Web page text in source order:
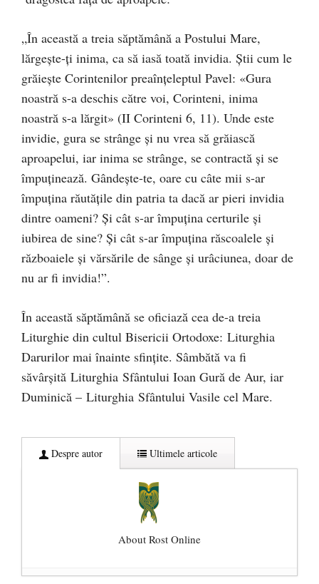
„În această a treia săptămână a Postului Mare,
lărgeşte-ţi inima, ca să iasă toată invidia. Ştii cum le
grăieşte Corintenilor preaînţeleptul Pavel: «Gura
noastră s-a deschis către voi, Corinteni, inima
noastră s-a lărgit» (II Corinteni 6, 11). Unde este
invidie, gura se strânge şi nu vrea să grăiască
aproapelui, iar inima se strânge, se contractă şi se
împuţinează. Gândeşte-te, oare cu câte mii s-ar
împuţina răutăţile din patria ta dacă ar pieri invidia
dintre oameni? Şi cât s-ar împuţina certurile şi
iubirea de sine? Şi cât s-ar împuţina răscoalele şi
războaiele şi vărsările de sânge şi urâciunea, doar de
nu ar fi invidia!”.
În această săptămână se oficiază cea de-a treia
Liturghie din cultul Bisericii Ortodoxe: Liturghia
Darurilor mai înainte sfințite. Sâmbătă va fi
săvârșită Liturghia Sfântului Ioan Gură de Aur, iar
Duminică – Liturghia Sfântului Vasile cel Mare.
Despre autor Ultimele articole
About Rost Online